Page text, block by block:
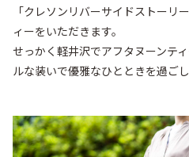
「クレソンリバーサイドストーリ
ィーをいただきます。
せっかく軽井沢でアフタヌーンテ
ルな装いで優雅なひとときを過ごし